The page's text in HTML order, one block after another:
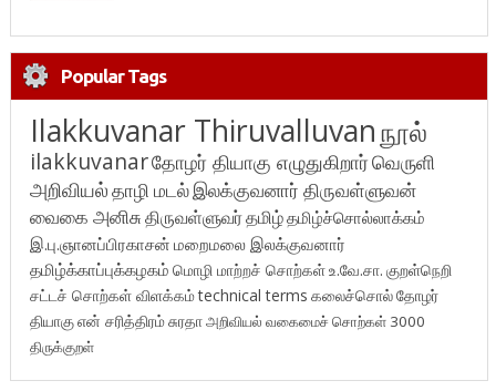
Popular Tags
Ilakkuvanar Thiruvalluvanநூல்
ilakkuvanarதோழர் தியாகு எழுதுகிறார்வெருளி
அறிவியல்தாழி மடல்இலக்குவனார் திருவள்ளுவன்
வைகை அனிசுதிருவள்ளுவர்தமிழ்தமிழ்ச்சொல்லாக்கம்
இ.பு.ஞானப்பிரகாசன் மறைமலை இலக்குவனார்
தமிழ்க்காப்புக்கழகம் மொழி மாற்றச் சொற்கள்உ.வே.சா. குறள்நெறி
சட்டச் சொற்கள் விளக்கம்technical terms கலைச்சொல்தோழர்
தியாகுஎன் சரித்திரம்சுரதாஅறிவியல் வகைமைச் சொற்கள் 3000
திருக்குறள்